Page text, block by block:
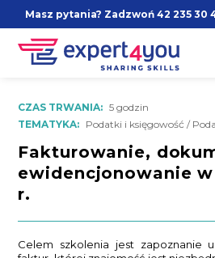
Masz pytania? Zadzwoń42 235 30
CZAS TRWANIA: 5 godzin
TEMATYKA: Podatki i księgowość /
Fakturowanie,
ewidencjonowanie w
r.
Celem szkolenia jest zapoznanie